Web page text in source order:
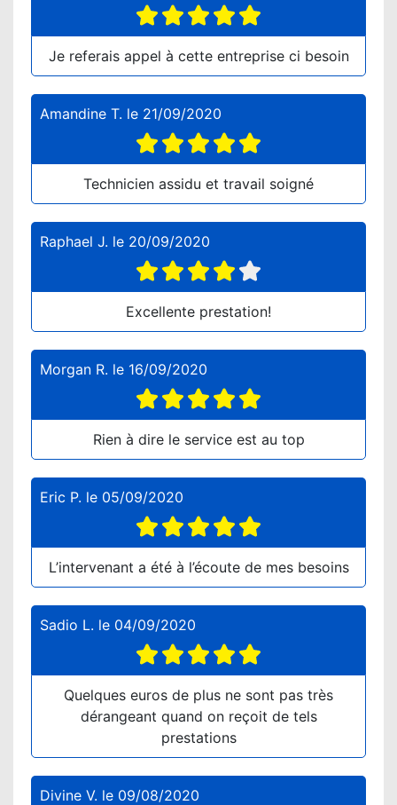
Je referais appel à cette entreprise ci besoin
Amandine T. le 21/09/2020
Technicien assidu et travail soigné
Raphael J. le 20/09/2020
Excellente prestation!
Morgan R. le 16/09/2020
Rien à dire le service est au top
Eric P. le 05/09/2020
L’intervenant a été à l’écoute de mes besoins
Sadio L. le 04/09/2020
Quelques euros de plus ne sont pas très
dérangeant quand on reçoit de tels
prestations
Divine V. le 09/08/2020